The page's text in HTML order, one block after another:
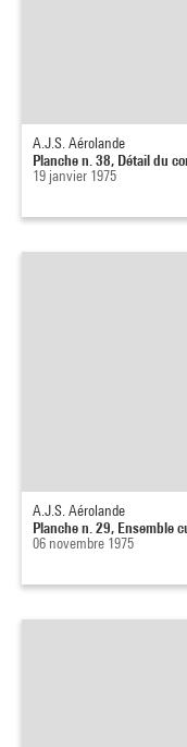
A.J.S. Aérolande
Planche n. 38, Détail du
19 janvier 1975
A.J.S. Aérolande
Planche n. 29, Ensemble
06 novembre 1975